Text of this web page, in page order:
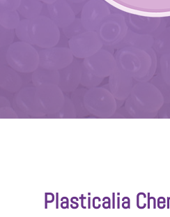
Plasticalia